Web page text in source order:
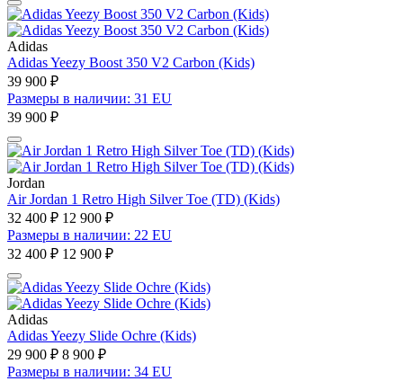
Adidas
Adidas Yeezy Boost 350 V2 Carbon (Kids)
39 900 ₽
Размеры в наличии: 31 EU
39 900 ₽
Jordan
Air Jordan 1 Retro High Silver Toe (TD) (Kids)
32 400 ₽ 12 900 ₽
Размеры в наличии: 22 EU
32 400 ₽ 12 900 ₽
Adidas
Adidas Yeezy Slide Ochre (Kids)
29 900 ₽ 8 900 ₽
Размеры в наличии: 34 EU